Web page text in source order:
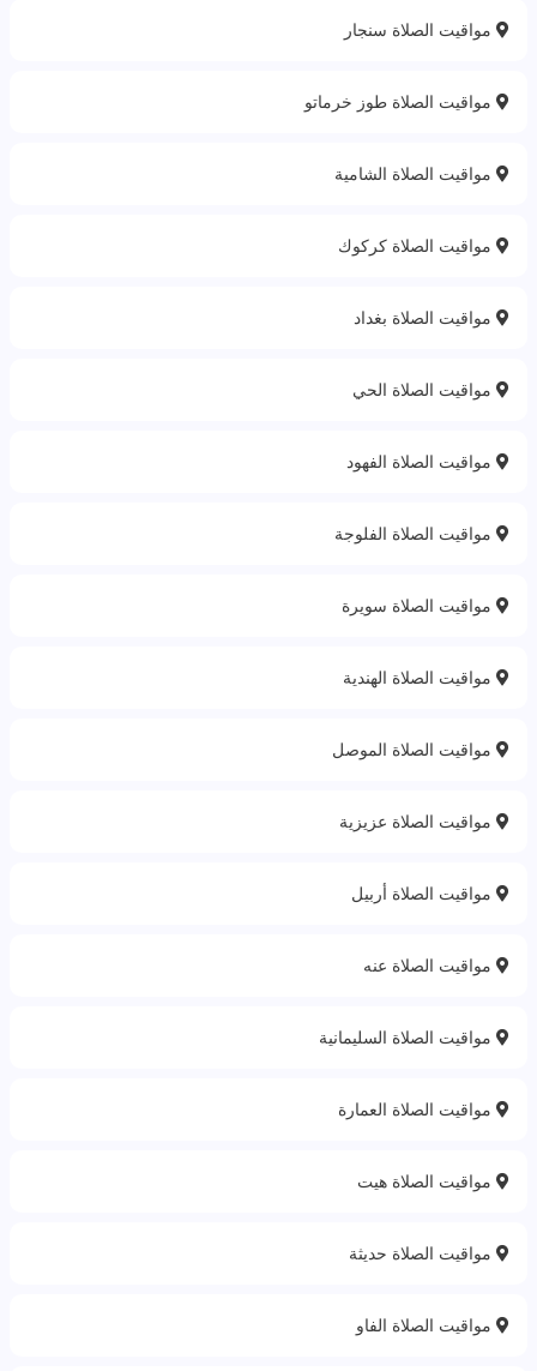
مواقيت الصلاة سنجار
مواقيت الصلاة طوز خرماتو
مواقيت الصلاة الشامية
مواقيت الصلاة كركوك
مواقيت الصلاة بغداد
مواقيت الصلاة الحي
مواقيت الصلاة الفهود
مواقيت الصلاة الفلوجة
مواقيت الصلاة سويرة
مواقيت الصلاة الهندية
مواقيت الصلاة الموصل
مواقيت الصلاة عزيزية
مواقيت الصلاة أربيل
مواقيت الصلاة عنه
مواقيت الصلاة السليمانية
مواقيت الصلاة العمارة
مواقيت الصلاة هيت
مواقيت الصلاة حديثة
مواقيت الصلاة الفاو